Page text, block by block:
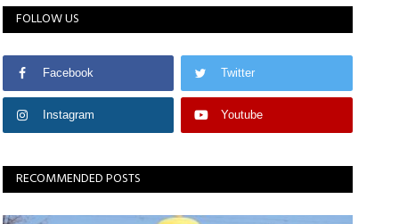
FOLLOW US
Facebook Twitter
Instagram Youtube
RECOMMENDED POSTS